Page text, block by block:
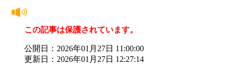
この記事は保護されています。
公開日：2026年01月27日 11:00:00
更新日：2026年01月27日 12:27:14